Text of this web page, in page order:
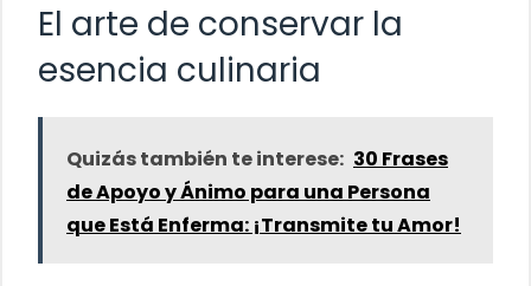
El arte de conservar la
esencia culinaria
Quizás también te interese: 30 Frases
de Apoyo y Ánimo para una Persona
que Está Enferma: ¡Transmite tu Amor!